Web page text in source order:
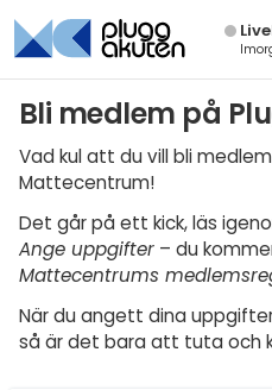
Bli medlem på
Vad kul att du vill bli
Mattecentrum!
Det går på ett kick, läs
Ange uppgifter – du
Mattecentrums
När du angett dina
så är det bara att tuta och